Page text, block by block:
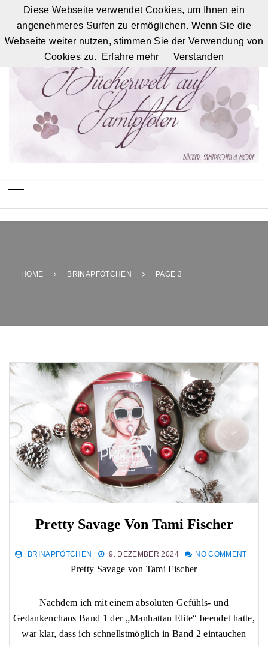
HOME BRINAPFÖTCHEN PAGE 3
Pretty Savage Von Tami Fischer
BRINAPFÖTCHEN 9. DEZEMBER 2024 NO COMMENT
Pretty Savage von Tami Fischer
Nachdem ich mit einem absoluten Gefühls- und
Gedankenchaos Band 1 der „Manhattan Elite“ beendet hatte,
war klar, dass ich schnellstmöglich in Band 2 eintauchen
Diese Webseite verwendet Cookies, um Ihnen ein
angenehmeres Surfen zu ermöglichen. Wenn Sie die
Webseite weiter nutzen, stimmen Sie der Verwendung von
Cookies zu.
Erfahre mehr Verstanden